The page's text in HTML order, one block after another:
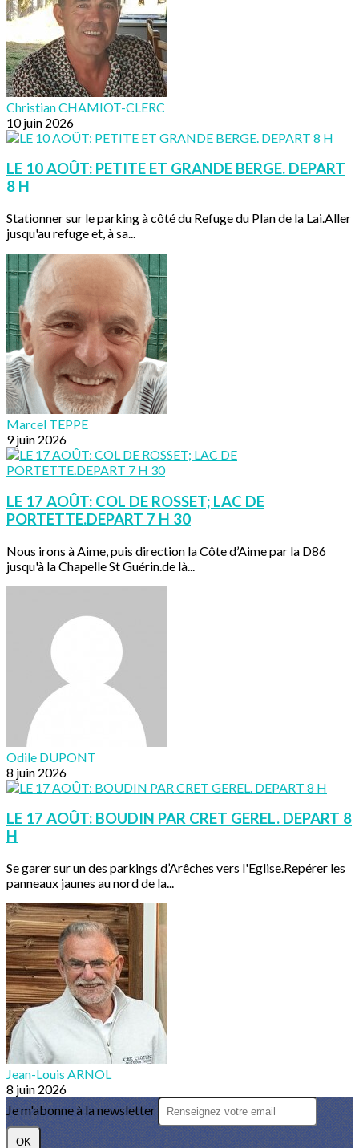
Christian CHAMIOT-CLERC
10 juin 2026
LE 10 AOÛT: PETITE ET GRANDE BERGE. DEPART
8 H
Stationner sur le parking à côté du Refuge du Plan de la Lai.Aller
jusqu'au refuge et, à sa...
Marcel TEPPE
9 juin 2026
LE 17 AOÛT: COL DE ROSSET; LAC DE
PORTETTE.DEPART 7 H 30
Nous irons à Aime, puis direction la Côte d’Aime par la D86
jusqu'à la Chapelle St Guérin.de là...
Odile DUPONT
8 juin 2026
LE 17 AOÛT: BOUDIN PAR CRET GEREL. DEPART 8
H
Se garer sur un des parkings d’Arêches vers l'Eglise.Repérer les
panneaux jaunes au nord de la...
Jean-Louis ARNOL
8 juin 2026
Je m'abonne à la newsletter
OK